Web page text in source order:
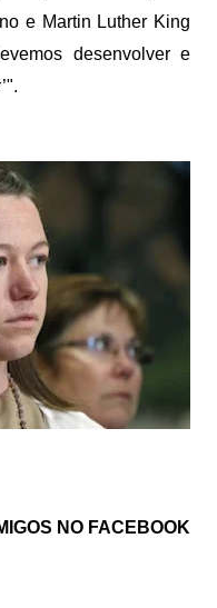
e Martin Luther King
desenvolver e
NO FACEBOOK